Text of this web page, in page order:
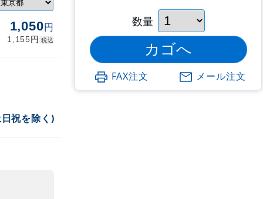
1,050円
1,155円 税込
祝を除く)
数量
FAX注文 メール注文